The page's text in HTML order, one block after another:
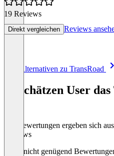
19 Reviews
Direkt vergleichen Reviews
Alle Alternativen zu TransRoad
So schätzen User
Die Bewertungen ergeben sich
Reviews
Noch nicht genügend